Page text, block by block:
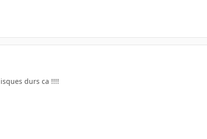
durs ca !!!!